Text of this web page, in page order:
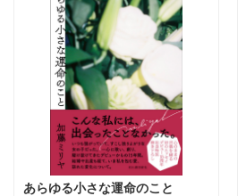
あらゆる小さな運命のこと